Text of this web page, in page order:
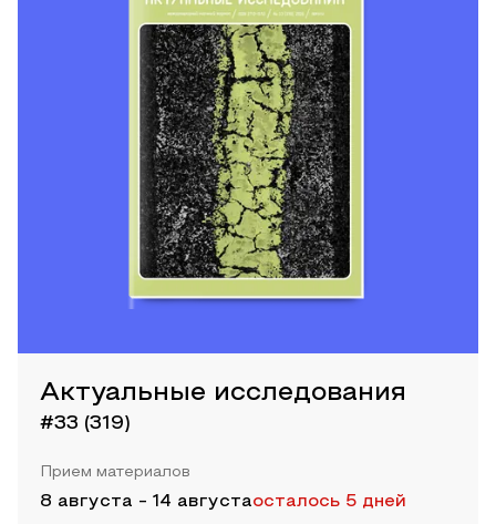
Актуальные исследования
#33 (319)
Прием материалов
8 августа - 14 августаосталось 5 дней